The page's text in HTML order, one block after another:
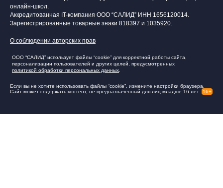
онлайн-школ.
Аккредитованная IT-компания ООО “САЛИД” ИНН 1656120014.
Зарегистрированные товарные знаки 818397 и 1035920.
О соблюдении авторских прав
ООО “САЛИД” использует файлы “cookie” для корректной работы сайта,
персонализации пользователей и других целей, предусмотренных
политикой обработки персональных данных
Если вы не хотите использовать файлы “cookie”, измените настройки браузера.
Сайт может содержать контент, не предназначенный для лиц младше 16 лет.
16+